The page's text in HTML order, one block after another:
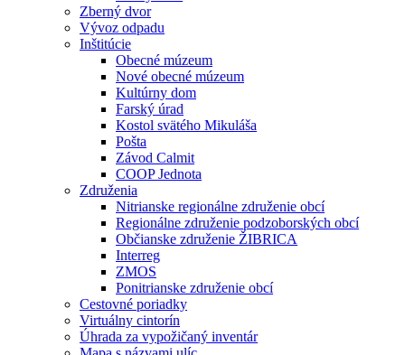
Zberný dvor
Vývoz odpadu
Inštitúcie
Obecné múzeum
Nové obecné múzeum
Kultúrny dom
Farský úrad
Kostol svätého Mikuláša
Pošta
Závod Calmit
COOP Jednota
Združenia
Nitrianske regionálne združenie obcí
Regionálne združenie podzoborských obcí
Občianske združenie ŽIBRICA
Interreg
ZMOS
Ponitrianske združenie obcí
Cestovné poriadky
Virtuálny cintorín
Úhrada za vypožičaný inventár